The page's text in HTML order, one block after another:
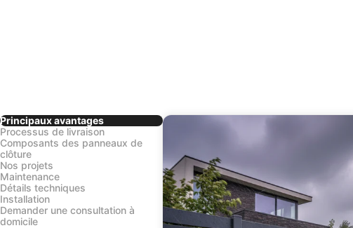
Principaux avantages
Processus de livraison
Composants des panneaux de
clôture
Nos projets
Maintenance
Détails techniques
Installation
Demander une consultation à
domicile